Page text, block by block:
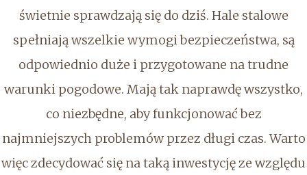
świetnie sprawdzają się do dziś. Hale stalowe
spełniają wszelkie wymogi bezpieczeństwa, są
odpowiednio duże i przygotowane na trudne
warunki pogodowe. Mają tak naprawdę wszystko,
co niezbędne, aby funkcjonować bez
najmniejszych problemów przez długi czas. Warto
więc zdecydować się na taką inwestycję ze względu